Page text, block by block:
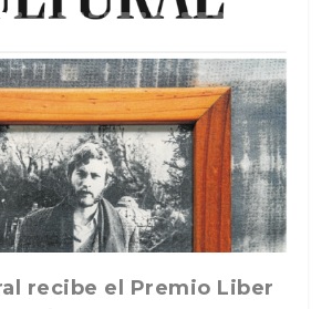
odisea del espacio en
La cultura de la